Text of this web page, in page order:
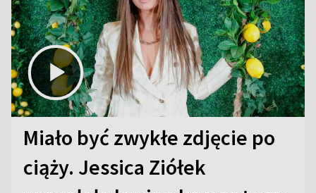
Miało być zwykłe zdjęcie po
ciąży. Jessica Ziółek